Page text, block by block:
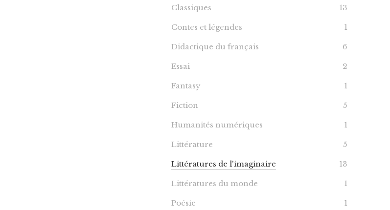
Classiques 13
Contes et légendes 1
Didactique du français 6
Essai 2
Fantasy 1
Fiction 5
Humanités numériques 1
Littérature 5
Littératures de l'imaginaire 13
Littératures du monde 1
Poésie 1